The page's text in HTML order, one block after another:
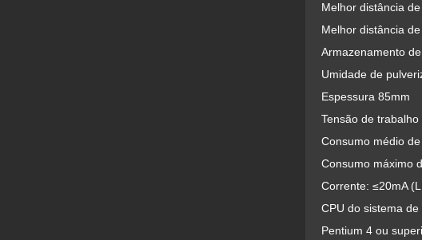
Melhor distância
Melhor distância
Armazenamento
Umidade de
Espessura 85mm
Tensão de
Consumo médio
Consumo máximo
Corrente: ≤20mA
CPU do sistema de
Pentium 4 ou